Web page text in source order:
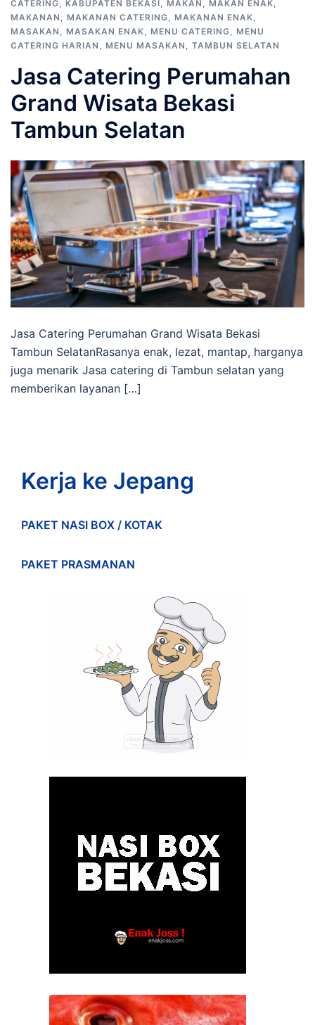
CATERING, KABUPATEN BEKASI, MAKAN , MAKAN ENAK,
MAKANAN , MAKANAN CATERING, MAKANAN ENAK,
MASAKAN , MASAKAN ENAK, MENU CATERING, MENU
CATERING HARIAN , MENU MASAKAN , TAMBUN SELATAN
Jasa Catering Perumahan
Grand Wisata Bekasi
Tambun Selatan
Jasa Catering Perumahan Grand Wisata Bekasi
Tambun SelatanRasanya enak, lezat, mantap, harganya
juga menarik Jasa catering di Tambun selatan yang
memberikan layanan […]
Kerja ke Jepang
PAKET NASI BOX / KOTAK
PAKET PRASMANAN